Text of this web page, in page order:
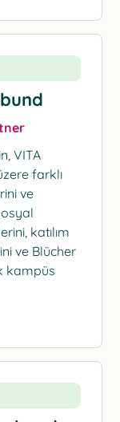
VITA
farklı
ve
katılım
ve Blücher
kampüs